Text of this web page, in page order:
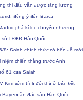
thi đấu vẫn được tăng lương
đồng ý đến Barca
phá kỉ lục chuyển nhượng
sở LĐBĐ Hàn Quốc
8: Salah chính thức có bến đỗ mới
niệm chiến thắng trước Anh
61 của Salah
Kim sớm tính đối thủ ở bán kết
Bayern ăn đặc sản Hàn Quốc